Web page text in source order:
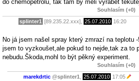
do chemopetrolu, tak tam by měli vyrábět
Souhlasím (+0)
splinter1 [89.235.22.xxx], 25.07.2010 16:20
No já jsem našel spray který zmrazí na teplotu
jsem to vyzkoušet,ale pokud to nejde,tak za to
nebudu.Škoda,mohl to být pěkný experiment.
Souhlasím (+0)
marekdrtic @splinter1 25.07.2010 17:05